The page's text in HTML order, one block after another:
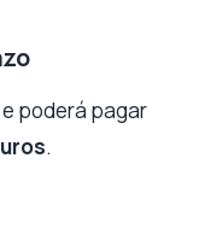
poderá pagar
.